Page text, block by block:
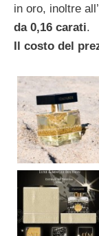
in oro, inoltre
da 0,16 carati.
Il costo del